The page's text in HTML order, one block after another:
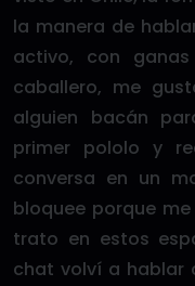
la manera de
activo, con
caballero, me
alguien bacán
primer pololo y
conversa en un
bloquee porque
trato en estos
chat volví a hablar